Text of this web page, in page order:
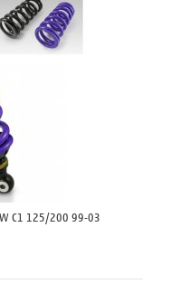
C1 125/200 99-03